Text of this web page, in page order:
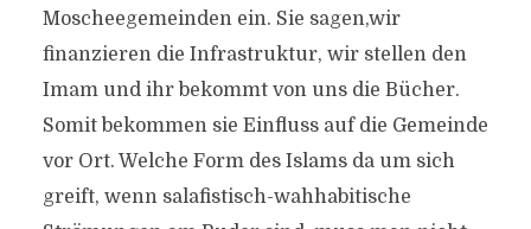
Moscheegemeinden ein. Sie sagen,wir
finanzieren die Infrastruktur, wir stellen den
Imam und ihr bekommt von uns die Bücher.
Somit bekommen sie Einfluss auf die Gemeinde
vor Ort. Welche Form des Islams da um sich
greift, wenn salafistisch-wahhabitische